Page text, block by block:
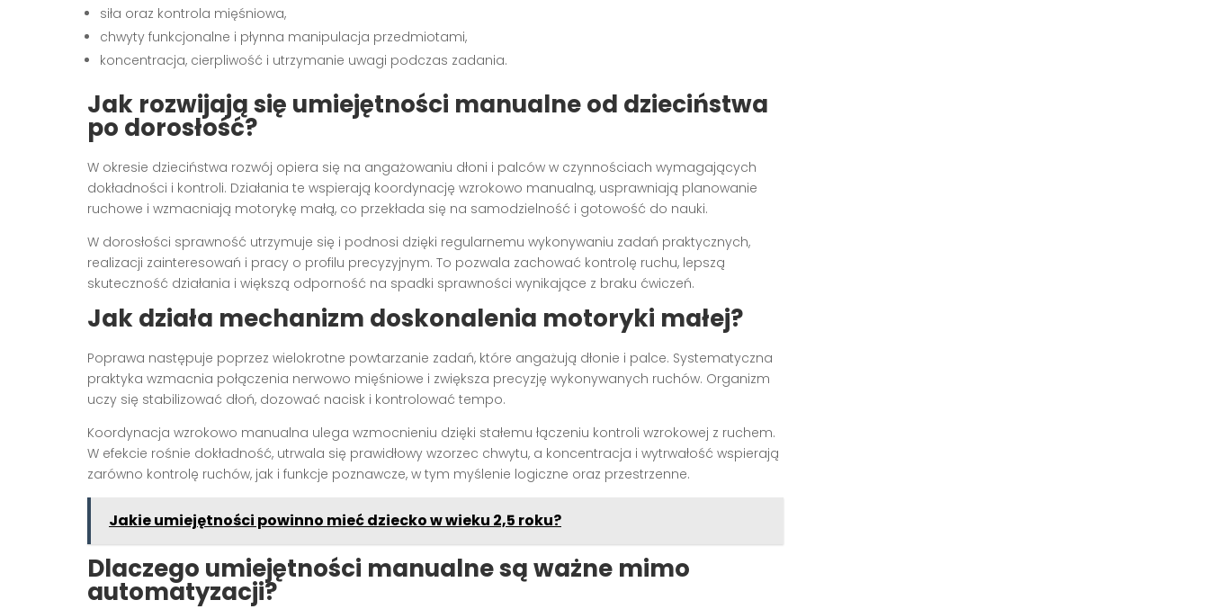
siła oraz kontrola mięśniowa,
chwyty funkcjonalne i płynna manipulacja przedmiotami,
koncentracja, cierpliwość i utrzymanie uwagi podczas zadania.
Jak rozwijają się umiejętności manualne od dzieciństwa
po dorosłość?
W okresie dzieciństwa rozwój opiera się na angażowaniu dłoni i palców w czynnościach wymagających
dokładności i kontroli. Działania te wspierają koordynację wzrokowo manualną, usprawniają planowanie
ruchowe i wzmacniają motorykę małą, co przekłada się na samodzielność i gotowość do nauki.
W dorosłości sprawność utrzymuje się i podnosi dzięki regularnemu wykonywaniu zadań praktycznych,
realizacji zainteresowań i pracy o profilu precyzyjnym. To pozwala zachować kontrolę ruchu, lepszą
skuteczność działania i większą odporność na spadki sprawności wynikające z braku ćwiczeń.
Jak działa mechanizm doskonalenia motoryki małej?
Poprawa następuje poprzez wielokrotne powtarzanie zadań, które angażują dłonie i palce. Systematyczna
praktyka wzmacnia połączenia nerwowo mięśniowe i zwiększa precyzję wykonywanych ruchów. Organizm
uczy się stabilizować dłoń, dozować nacisk i kontrolować tempo.
Koordynacja wzrokowo manualna ulega wzmocnieniu dzięki stałemu łączeniu kontroli wzrokowej z ruchem.
W efekcie rośnie dokładność, utrwala się prawidłowy wzorzec chwytu, a koncentracja i wytrwałość wspierają
zarówno kontrolę ruchów, jak i funkcje poznawcze, w tym myślenie logiczne oraz przestrzenne.
Jakie umiejętności powinno mieć dziecko w wieku 2,5 roku?
Dlaczego umiejętności manualne są ważne mimo
automatyzacji?